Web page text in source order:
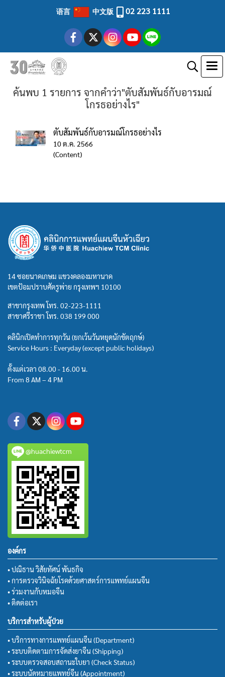
语言 中文版 02 223 1111
ค้นพบ 1 รายการ จากคำว่า"ตับสัมพันธ์กับอารมณ์
โกรธอย่างไร"
ตับสัมพันธ์กับอารมณ์โกรธอย่างไร
10 ต.ค. 2566
(Content)
14 ซอยนาคเกษม แขวงคลองมหานาค
เขตป้อมปราบศัตรูพ่าย กรุงเทพฯ 10100
สาขากรุงเทพ โทร. 02-223-1111
สาขาศรีราชา โทร. 038 199 000
คลินิกเปิดทำการทุกวัน (ยกเว้นวันหยุดนักขัตฤกษ์)
Service Hours : Everyday (except public holidays)
ตั้งแต่เวลา 08.00 - 16.00 น.
From 8 AM – 4 PM
@huachiewtcm
องค์กร
• ปณิธาน วิสัยทัศน์ พันธกิจ
• การตรวจวินิจฉัยโรคด้วยศาสตร์การแพทย์แผนจีน
• ร่วมงานกับหมอจีน
• ติดต่อเรา
บริการสำหรับผู้ป่วย
• บริการทางการแพทย์แผนจีน (Department)
• ระบบติดตามการจัดส่งยาจีน (Shipping)
• ระบบตรวจสอบสถานะใบยา (Check Status)
• ระบบนัดหมายแพทย์จีน (Appointment)